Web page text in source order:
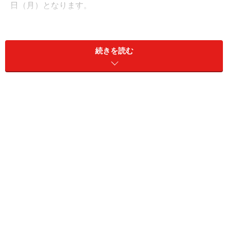
日（月）となります。
続きを読む